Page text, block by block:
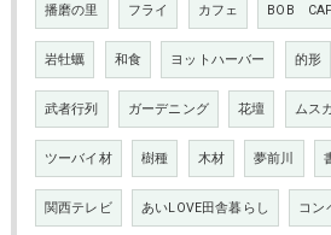
播磨の里 フライ カフェ BOB
岩牡蠣 和食 ヨットハーバー 的形
武者行列 ガーデニング 花壇 ムス
ツーバイ材 樹種 木材 夢前川
関西テレビ あいLOVE田舎暮らし コン